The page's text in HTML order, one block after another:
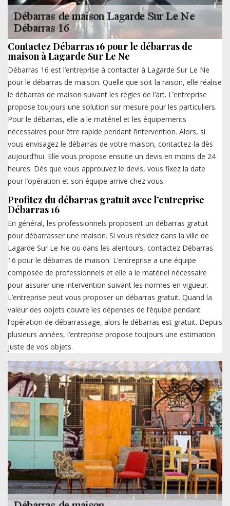
Contactez Débarras 16 pour le débarras de
maison à Lagarde Sur Le Ne
Débarras 16 est l’entreprise à contacter à Lagarde Sur Le Ne
pour le débarras de maison. Quelle que soit la raison, elle réalise
le débarras de maison suivant les règles de l’art. L’entreprise
propose toujours une solution sur mesure pour les particuliers.
Pour le débarras, elle a le matériel et les équipements
nécessaires pour être rapide pendant l’intervention. Alors, si
vous envisagez le débarras de votre maison, contactez-la dès
aujourd’hui. Elle vous propose ensuite un devis en moins de 24
heures. Dès que vous approuvez le devis, vous fixez la date
pour l’opération et son équipe arrive chez vous.
Profitez du débarras gratuit avec l’entreprise
Débarras 16
En général, les professionnels proposent un débarras gratuit
pour débarrasser une maison. Si vous résidez dans la ville de
Lagarde Sur Le Ne ou dans les alentours, contactez Débarras
16 pour le débarras de maison. L’entreprise a une équipe
composée de professionnels et elle a le matériel nécessaire
pour assurer une intervention suivant les normes en vigueur.
L’entreprise peut vous proposer un débarras gratuit. Quand la
valeur des objets couvre les dépenses de l’équipe pendant
l’opération de débarrassage, alors le débarras est gratuit. Depuis
plusieurs années, l’entreprise propose toujours une estimation
juste de vos objets.